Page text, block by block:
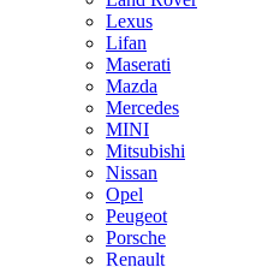
Lexus
Lifan
Maserati
Mazda
Mercedes
MINI
Mitsubishi
Nissan
Opel
Peugeot
Porsche
Renault